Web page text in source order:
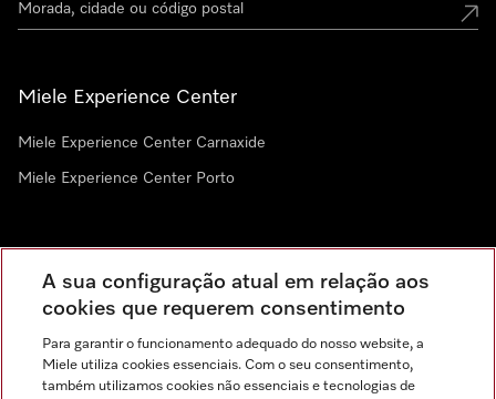
Miele Experience Center
Miele Experience Center Carnaxide
Miele Experience Center Porto
A sua configuração atual em relação aos
cookies que requerem consentimento
Para garantir o funcionamento adequado do nosso website, a
Miele utiliza cookies essenciais. Com o seu consentimento,
também utilizamos cookies não essenciais e tecnologias de